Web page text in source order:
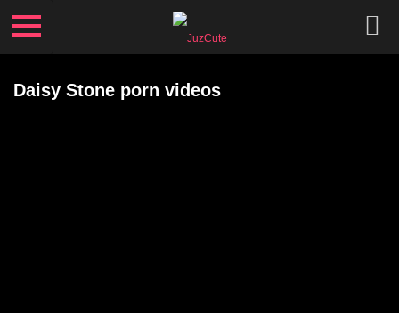
Daisy Stone porn videos